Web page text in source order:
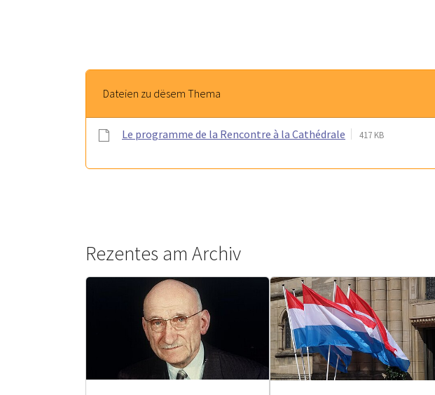
Dateien zu dësem Thema
Le programme de la Rencontre à la Cathédrale 417 KB
Rezentes am Archiv